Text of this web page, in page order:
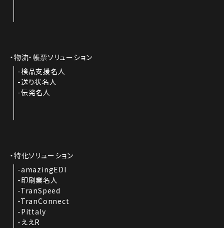
物流・帳票ソリューション
検品支援名人
送り状名人
伝発名人
特化ソリューション
amazingEDI
印刷業名人
TranSpeed
TranConnect
Pittaly
ええR